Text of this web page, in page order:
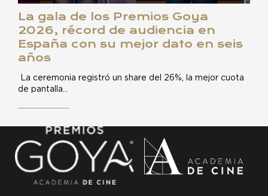
La gala de los Premios Goya
2026, récord de audiencia en
España con su mejor dato en seis
años
La ceremonia registró un share del 26%, la mejor cuota
de pantalla…